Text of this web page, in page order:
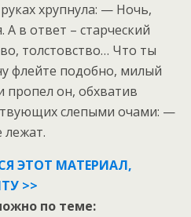
хрупнула: — Ночь,
А в ответ – старческий
толстовство… Что ты
флейте подобно, милый
пропел он, обхватив
слепыми очами: —
лежат.
ЭТОТ МАТЕРИАЛ,
>>
по теме: